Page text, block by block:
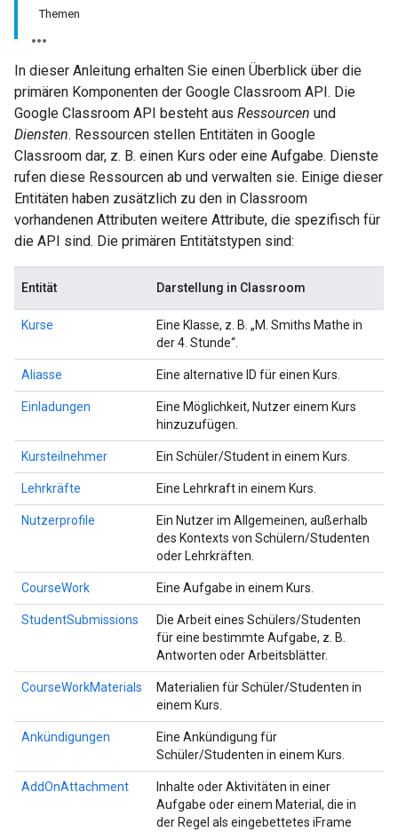
Themen
In dieser Anleitung erhalten Sie einen Überblick über die
primären Komponenten der Google Classroom API. Die
Google Classroom API besteht aus Ressourcen und
Diensten. Ressourcen stellen Entitäten in Google
Classroom dar, z. B. einen Kurs oder eine Aufgabe. Dienste
rufen diese Ressourcen ab und verwalten sie. Einige dieser
Entitäten haben zusätzlich zu den in Classroom
vorhandenen Attributen weitere Attribute, die spezifisch für
die API sind. Die primären Entitätstypen sind:
Entität Darstellung in Classroom
Kurse
Eine Klasse, z. B. „M. Smiths Mathe in
der 4. Stunde“.
Aliasse Eine alternative ID für einen Kurs.
Einladungen
Eine Möglichkeit, Nutzer einem Kurs
hinzuzufügen.
Kursteilnehmer Ein Schüler/Student in einem Kurs.
Lehrkräfte Eine Lehrkraft in einem Kurs.
Nutzerprofile
Ein Nutzer im Allgemeinen, außerhalb
des Kontexts von Schülern/Studenten
oder Lehrkräften.
CourseWork Eine Aufgabe in einem Kurs.
StudentSubmissions
Die Arbeit eines Schülers/Studenten
für eine bestimmte Aufgabe, z. B.
Antworten oder Arbeitsblätter.
CourseWorkMaterials
Materialien für Schüler/Studenten in
einem Kurs.
Ankündigungen
Eine Ankündigung für
Schüler/Studenten in einem Kurs.
AddOnAttachment
Inhalte oder Aktivitäten in einer
Aufgabe oder einem Material, die in
der Regel als eingebettetes iFrame